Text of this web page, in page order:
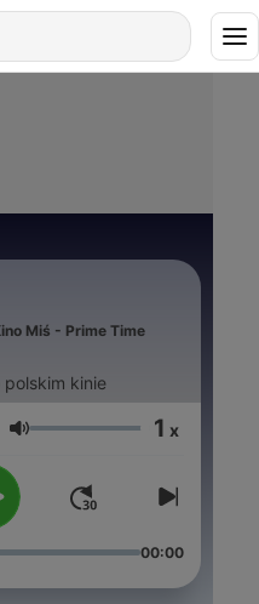
Miś - Prime Time
kinie
Głośność 1 x
00:00